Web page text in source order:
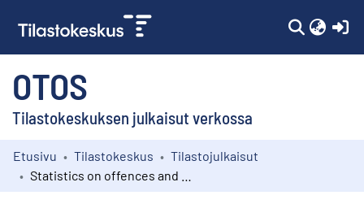
OTOS
Tilastokeskuksen julkaisut verkossa
Kokoelmat
Etusivu Tilastokeskus
Tilastojulkaisut